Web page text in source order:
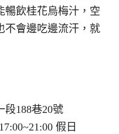
暢飲桂花烏梅汁，空
不會邊吃邊流汗，就
188巷20號
假日